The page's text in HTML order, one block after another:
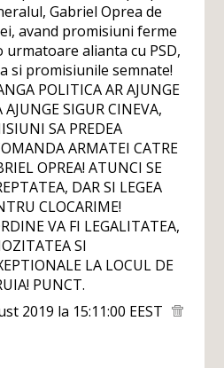
Gabriel Oprea de
avand promisiuni ferme
urmatoare alianta cu PSD,
si promisiunile semnate!
POLITICA AR AJUNGE
AJUNGE SIGUR CINEVA,
SA PREDEA
ARMATEI CATRE
OPREA! ATUNCI SE
DAR SI LEGEA
CLOCARIME!
VA FI LEGALITATEA,
SI
LA LOCUL DE
PUNCT.
2019 la 15:11:00 EEST